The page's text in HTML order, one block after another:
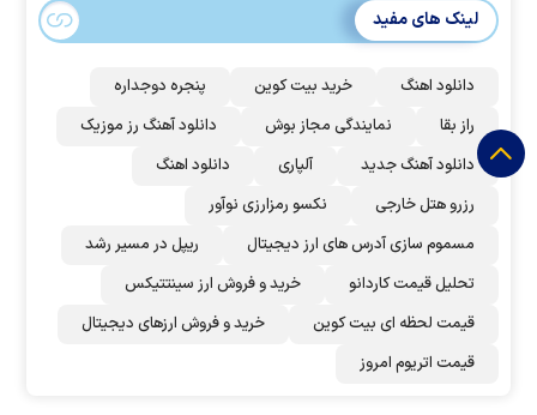
لینک های مفید
دانلود اهنگ خرید بیت کوین
پنجره دوجداره
راز بقا
نمایندگی مجاز بوش
دانلود آهنگ رز‌ موزیک
دانلود آهنگ جدید
آلپاری
دانلود اهنگ
رزرو هتل خارجی
نکسو رمزارزی نوآور
مسموم سازی آدرس های ارز دیجیتال
ریپل در مسیر رشد
تحلیل قیمت کاردانو
خرید و فروش ارز سینتتیکس
قیمت لحظه ای بیت کوین
خرید و فروش ارزهای دیجیتال
قیمت اتریوم امروز